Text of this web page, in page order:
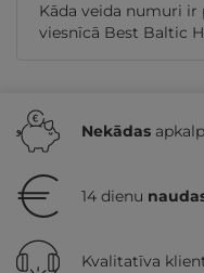
Kāda veida numuri ir
viesnīcā Best Baltic
Nekādas
14 dienu
Kvalitatīva